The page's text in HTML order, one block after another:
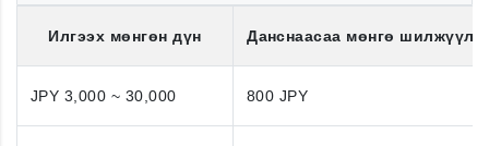
Илгээх мөнгөн дүн Данснаасаа мөнгө
JPY 3,000 ~ 30,000 800 JPY